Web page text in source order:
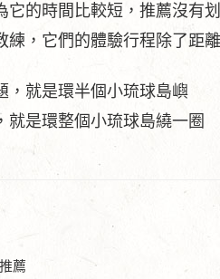
它的時間比較短，推薦沒有
練，它們的體驗行程除了距
，就是環半個小琉球島嶼
就是環整個小琉球島繞一圈